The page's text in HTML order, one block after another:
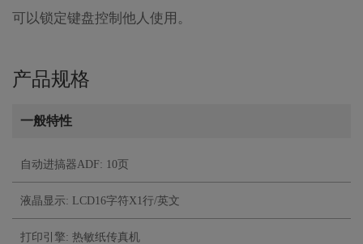
可以锁定键盘控制他人使用。
产品规格
一般特性
自动进搞器ADF: 10页
液晶显示: LCD16字符X1行/英文
打印引擎: 热敏纸传真机